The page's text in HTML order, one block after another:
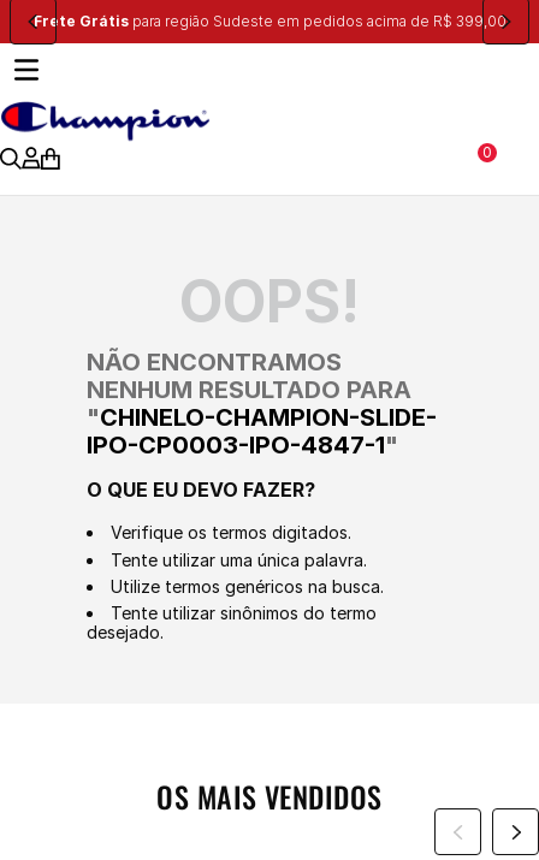
Frete Grátispara região Sudeste em pedidos acima de R$ 399,00
0
OOPS!
NÃO ENCONTRAMOS
NENHUM RESULTADO PARA
"CHINELO-CHAMPION-SLIDE-
IPO-CP0003-IPO-4847-1"
O QUE EU DEVO FAZER?
Verifique os termos digitados.
Tente utilizar uma única palavra.
Utilize termos genéricos na busca.
Tente utilizar sinônimos do termo
desejado.
OS MAIS VENDIDOS